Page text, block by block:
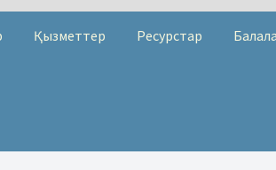
Қызметтер Ресурстар